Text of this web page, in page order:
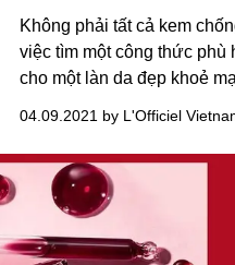
Không phải tất cả kem
việc tìm một công thức
cho một làn da đẹp khoẻ
04.09.2021 by L'Officiel